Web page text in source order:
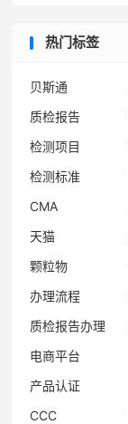
热门标签
贝斯通
质检报告
检测项目
检测标准
CMA
天猫
颗粒物
办理流程
质检报告办理
电商平台
产品认证
CCC